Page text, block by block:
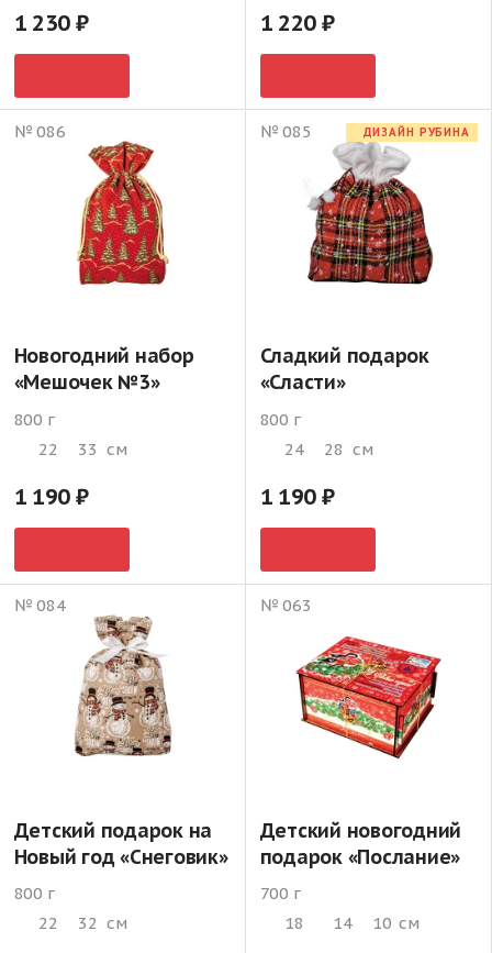
1 230 1 220
№ 086
Новогодний набор
«Мешочек №3»
800 г
22
33 см
1 190
№ 085 ДИЗАЙН РУБИНА
Сладкий подарок
«Сласти»
800 г
24
28 см
1 190
№ 084
Детский подарок на
Новый год «Снеговик»
800 г
22
32 см
№ 063
Детский новогодний
подарок «Послание»
700 г
18
14 10 см